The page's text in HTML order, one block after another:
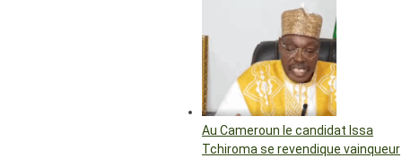
Au Cameroun le candidat Issa
Tchiroma se revendique vainqueur